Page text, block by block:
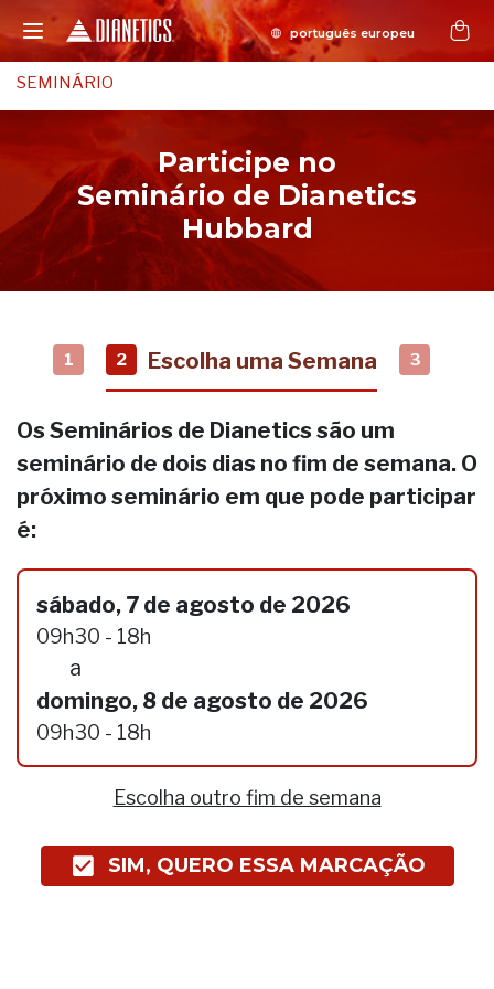
SEMINÁRIO
Participe no
Seminário de Dianetics
Hubbard
1 2 Escolha uma Semana 3
Os Seminários de Dianetics são um
seminário de dois dias no fim de semana. O
próximo seminário em que pode participar
é:
sábado, 7 de agosto de 2026
09h30 - 18h
a
domingo, 8 de agosto de 2026
09h30 - 18h
Escolha outro fim de semana
SIM, QUERO ESSA MARCAÇÃO